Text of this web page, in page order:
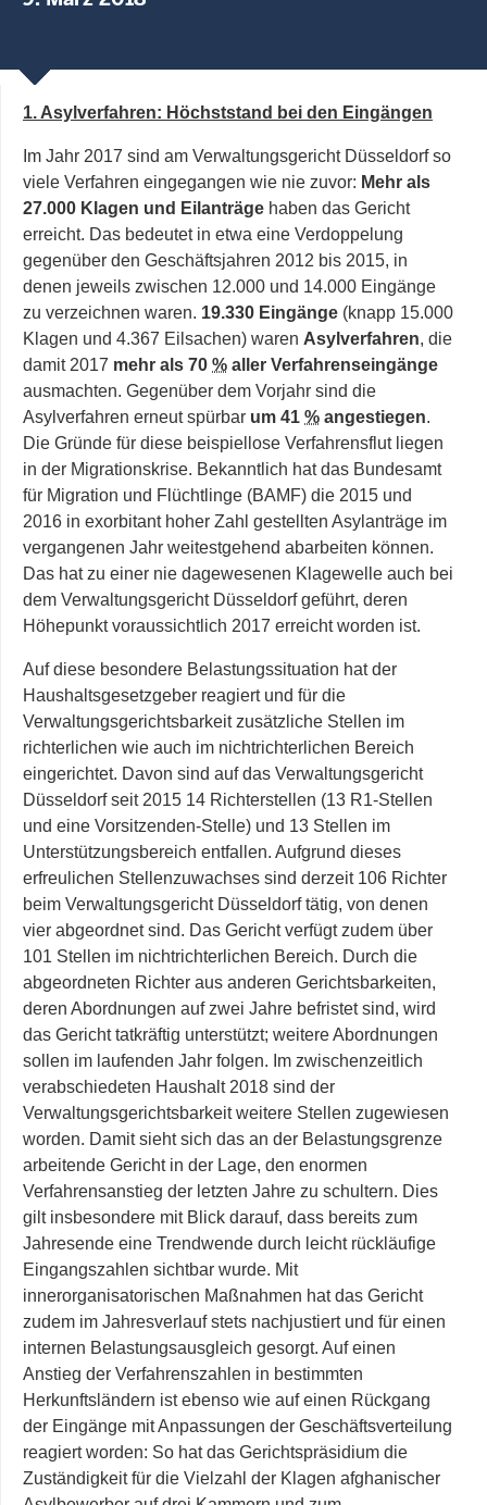
1. Asylverfahren: Höchststand bei den Eingängen
Im Jahr 2017 sind am Verwaltungsgericht Düsseldorf so
viele Verfahren eingegangen wie nie zuvor: Mehr als
27.000 Klagen und Eilanträge haben das Gericht
erreicht. Das bedeutet in etwa eine Verdoppelung
gegenüber den Geschäftsjahren 2012 bis 2015, in
denen jeweils zwischen 12.000 und 14.000 Eingänge
zu verzeichnen waren. 19.330 Eingänge (knapp 15.000
Klagen und 4.367 Eilsachen) waren Asylverfahren, die
damit 2017 mehr als 70 % aller Verfahrenseingänge
ausmachten. Gegenüber dem Vorjahr sind die
Asylverfahren erneut spürbar um 41 % angestiegen.
Die Gründe für diese beispiellose Verfahrensflut liegen
in der Migrationskrise. Bekanntlich hat das Bundesamt
für Migration und Flüchtlinge (BAMF) die 2015 und
2016 in exorbitant hoher Zahl gestellten Asylanträge im
vergangenen Jahr weitestgehend abarbeiten können.
Das hat zu einer nie dagewesenen Klagewelle auch bei
dem Verwaltungsgericht Düsseldorf geführt, deren
Höhepunkt voraussichtlich 2017 erreicht worden ist.
Auf diese besondere Belastungssituation hat der
Haushaltsgesetzgeber reagiert und für die
Verwaltungsgerichtsbarkeit zusätzliche Stellen im
richterlichen wie auch im nichtrichterlichen Bereich
eingerichtet. Davon sind auf das Verwaltungsgericht
Düsseldorf seit 2015 14 Richterstellen (13 R1-Stellen
und eine Vorsitzenden-Stelle) und 13 Stellen im
Unterstützungsbereich entfallen. Aufgrund dieses
erfreulichen Stellenzuwachses sind derzeit 106 Richter
beim Verwaltungsgericht Düsseldorf tätig, von denen
vier abgeordnet sind. Das Gericht verfügt zudem über
101 Stellen im nichtrichterlichen Bereich. Durch die
abgeordneten Richter aus anderen Gerichtsbarkeiten,
deren Abordnungen auf zwei Jahre befristet sind, wird
das Gericht tatkräftig unterstützt; weitere Abordnungen
sollen im laufenden Jahr folgen. Im zwischenzeitlich
verabschiedeten Haushalt 2018 sind der
Verwaltungsgerichtsbarkeit weitere Stellen zugewiesen
worden. Damit sieht sich das an der Belastungsgrenze
arbeitende Gericht in der Lage, den enormen
Verfahrensanstieg der letzten Jahre zu schultern. Dies
gilt insbesondere mit Blick darauf, dass bereits zum
Jahresende eine Trendwende durch leicht rückläufige
Eingangszahlen sichtbar wurde. Mit
innerorganisatorischen Maßnahmen hat das Gericht
zudem im Jahresverlauf stets nachjustiert und für einen
internen Belastungsausgleich gesorgt. Auf einen
Anstieg der Verfahrenszahlen in bestimmten
Herkunftsländern ist ebenso wie auf einen Rückgang
der Eingänge mit Anpassungen der Geschäftsverteilung
reagiert worden: So hat das Gerichtspräsidium die
Zuständigkeit für die Vielzahl der Klagen afghanischer